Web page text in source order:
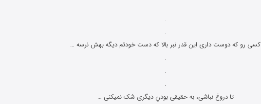
.
.
.
کسی رو که دوست داری این قدر نبر بالا که دست خودتم دیگه بهش نرسه …
.
.
.
تا دروغ نباشی، به حقیقی بودنِ دیگری شک نمیکنی …